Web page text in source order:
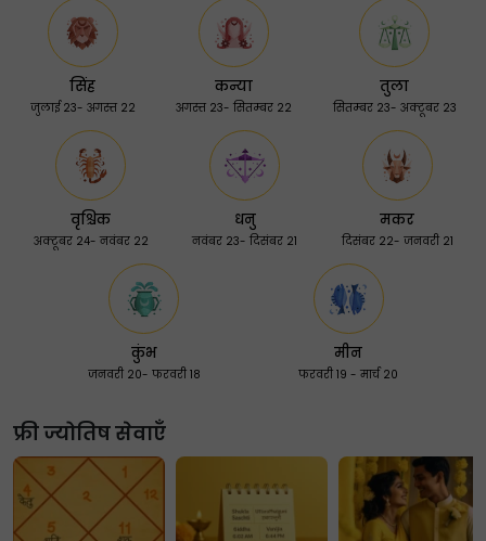
सिंह
जुलाई 23- अगस्त 22
कन्या
अगस्त 23- सितम्बर 22
तुला
सितम्बर 23- अक्टूबर 23
वृश्चिक
अक्टूबर 24- नवंबर 22
धनु
नवंबर 23- दिसंबर 21
मकर
दिसंबर 22- जनवरी 21
कुंभ
जनवरी 20- फरवरी 18
मीन
फरवरी 19 - मार्च 20
फ्री ज्योतिष सेवाएँ